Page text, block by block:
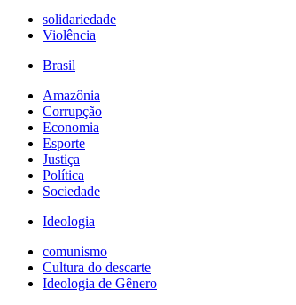
solidariedade
Violência
Brasil
Amazônia
Corrupção
Economia
Esporte
Justiça
Política
Sociedade
Ideologia
comunismo
Cultura do descarte
Ideologia de Gênero